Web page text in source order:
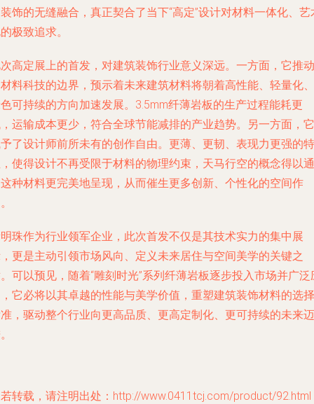
饰的无缝融合，真正契合了当下“高定”设计对材料一体化、艺
极致追求。
高定展上的首发，对建筑装饰行业意义深远。一方面，它推动
料科技的边界，预示着未来建筑材料将朝着高性能、轻量化、
可持续的方向加速发展。3.5mm纤薄岩板的生产过程能耗更
运输成本更少，符合全球节能减排的产业趋势。另一方面，它
了设计师前所未有的创作自由。更薄、更韧、表现力更强的特
使得设计不再受限于材料的物理约束，天马行空的概念得以通
种材料更完美地呈现，从而催生更多创新、个性化的空间作
珠作为行业领军企业，此次首发不仅是其技术实力的集中展
更是主动引领市场风向、定义未来居住与空间美学的关键之
可以预见，随着“雕刻时光”系列纤薄岩板逐步投入市场并广泛
它必将以其卓越的性能与美学价值，重塑建筑装饰材料的选择
，驱动整个行业向更高品质、更高定制化、更可持续的未来迈
转载，请注明出处：http://www.0411tcj.com/product/92.html